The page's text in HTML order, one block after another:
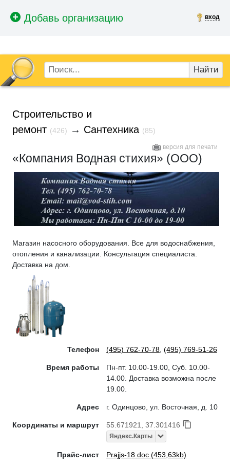
вход
Найти
Строительство и
ремонт (426) → Сантехника (85)
версия для печати
«Компания Водная стихия» (ООО)
Магазин насосного оборудования. Все для водоснабжения,
отопления и канализации. Консультация специалиста.
Доставка на дом.
Телефон (495) 762-70-78 (495) 769-51-26
Время работы
Пн-пт. 10.00-19.00, Суб. 10.00-
14.00. Доставка возможна после
19.00.
Адрес г. Одинцово, ул. Восточная, д. 10
Координаты и маршрут 55.671921, 37.301416
Яндекс.Карты
Прайс-лист Prajjs-18.doc (453,63kb)